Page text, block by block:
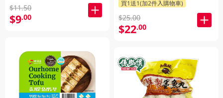
$11.50
$9.00
買1送1(加2件入購物車)
$25.00
$22.00